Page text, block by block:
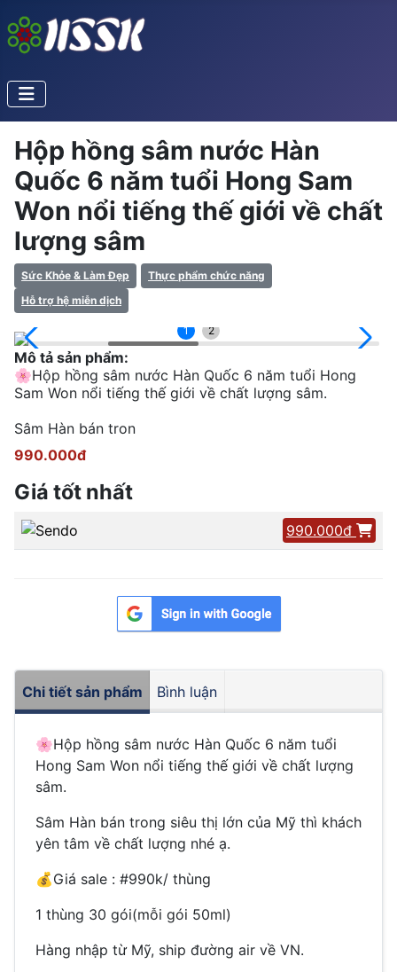
Hộp hồng sâm nước Hàn
Quốc 6 năm tuổi Hong Sam
Won nổi tiếng thế giới về chất
lượng sâm
Sức Khỏe & Làm Đẹp
Thực phẩm chức năng
Hỗ trợ hệ miễn dịch
1 2
Mô tả sản phẩm:
🌸Hộp hồng sâm nước Hàn Quốc 6 năm tuổi Hong
Sam Won nổi tiếng thế giới về chất lượng sâm.
Sâm Hàn bán tron
990.000đ
Giá tốt nhất
990.000đ
Chi tiết sản phẩm Bình luận
🌸Hộp hồng sâm nước Hàn Quốc 6 năm tuổi
Hong Sam Won nổi tiếng thế giới về chất lượng
sâm.
Sâm Hàn bán trong siêu thị lớn của Mỹ thì khách
yên tâm về chất lượng nhé ạ.
💰Giá sale : #990k/ thùng
1 thùng 30 gói(mỗi gói 50ml)
Hàng nhập từ Mỹ, ship đường air về VN.